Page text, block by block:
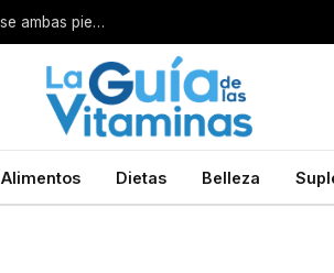
Por esta razón encarcelan a un cirujano después de amputarse ambas piernas
Alimentos Dietas Belleza